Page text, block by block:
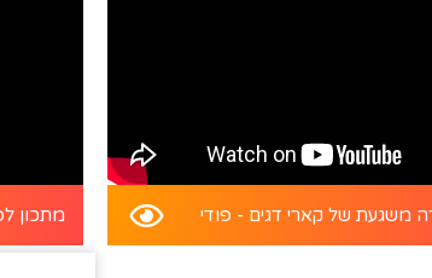
משגעת של קארי דגים - פודי מתכון